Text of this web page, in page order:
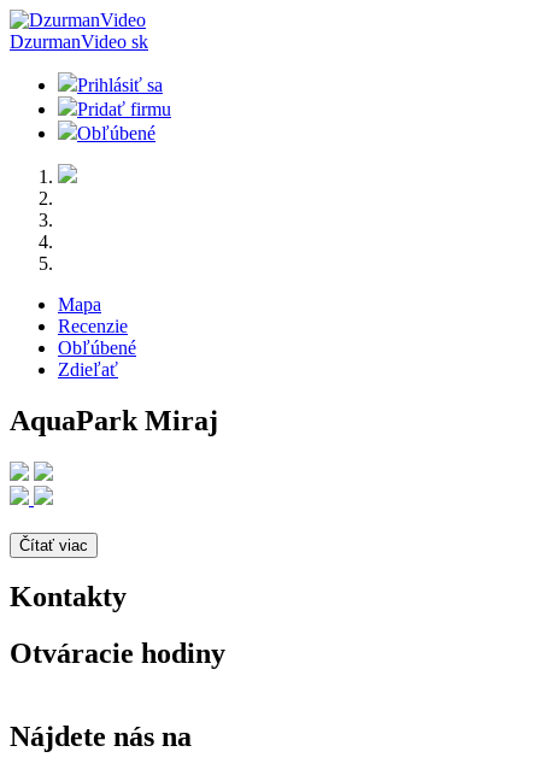
DzurmanVideo sk
Prihlásiť sa
Pridať firmu
Obľúbené
Mapa
Recenzie
Obľúbené
Zdieľať
AquaPark Miraj
Čítať viac
Kontakty
Otváracie hodiny
Nájdete nás na